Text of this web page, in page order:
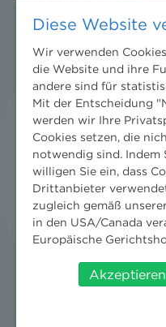
Diese Website
Wir verwenden
die Website und ihre
andere sind für
Mit der Entscheidung
werden wir Ihre
Cookies setzen, die
notwendig sind. Indem
willigen Sie ein, dass
Drittanbieter
zugleich gemäß
in den USA/Canada
Europäische
insbesondere das
Behörden, zu Kontroll-
Akzeptieren